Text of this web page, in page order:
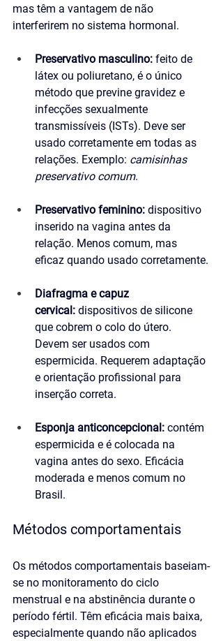
mas têm a vantagem de não
interferirem no sistema hormonal.
Preservativo masculino: feito de
látex ou poliuretano, é o único
método que previne gravidez e
infecções sexualmente
transmissíveis (ISTs). Deve ser
usado corretamente em todas as
relações. Exemplo: camisinhas
preservativo comum.
Preservativo feminino: dispositivo
inserido na vagina antes da
relação. Menos comum, mas
eficaz quando usado corretamente.
Diafragma e capuz
cervical: dispositivos de silicone
que cobrem o colo do útero.
Devem ser usados com
espermicida. Requerem adaptação
e orientação profissional para
inserção correta.
Esponja anticoncepcional: contém
espermicida e é colocada na
vagina antes do sexo. Eficácia
moderada e menos comum no
Brasil.
Métodos comportamentais
Os métodos comportamentais baseiam-
se no monitoramento do ciclo
menstrual e na abstinência durante o
período fértil. Têm eficácia mais baixa,
especialmente quando não aplicados